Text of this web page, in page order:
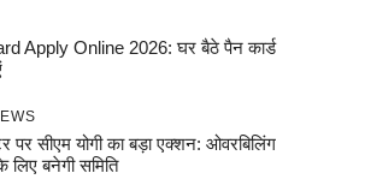
Apply Online 2026: घर बैठे पैन कार्ड
पर सीएम योगी का बड़ा एक्शन: ओवरबिलिंग
लिए बनेगी समिति